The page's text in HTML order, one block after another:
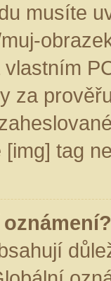
musíte
za
tag